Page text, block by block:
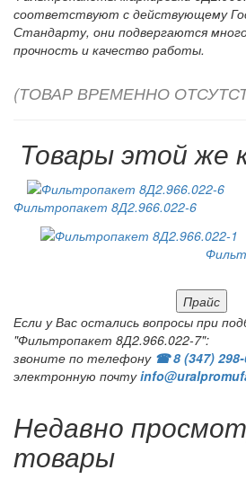
соответствуют с действующему
Стандарту, они подвергаются
прочность и качество работы.
(ТОВАР ВРЕМЕННО
Товары этой же
Фильтропакет 8Д2.966.022-6
Прайс
Если у Вас остались вопросы при
"Фильтропакет 8Д2.966.022-7":
звоните по телефону ☎ 8 (347)
электронную почту
Недавно
товары